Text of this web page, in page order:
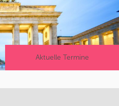
Aktuelle Termine